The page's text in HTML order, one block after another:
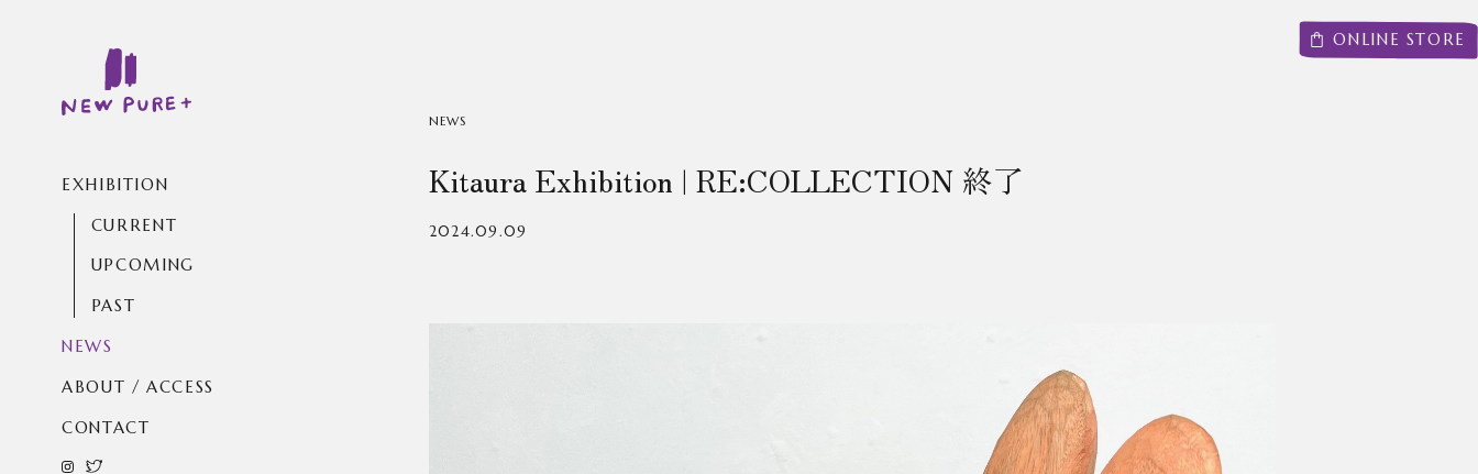
EXHIBITION
CURRENT
UPCOMING
PAST
NEWS
ABOUT / ACCESS
CONTACT
ONLINE STORE
NEWS
Kitaura Exhibition | RE:COLLECTION 終了
2024.09.09